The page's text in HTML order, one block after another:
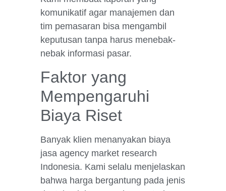
komunikatif agar manajemen dan
tim pemasaran bisa mengambil
keputusan tanpa harus menebak-
nebak informasi pasar.
Faktor yang
Mempengaruhi
Biaya Riset
Banyak klien menanyakan biaya
jasa agency market research
Indonesia. Kami selalu menjelaskan
bahwa harga bergantung pada jenis